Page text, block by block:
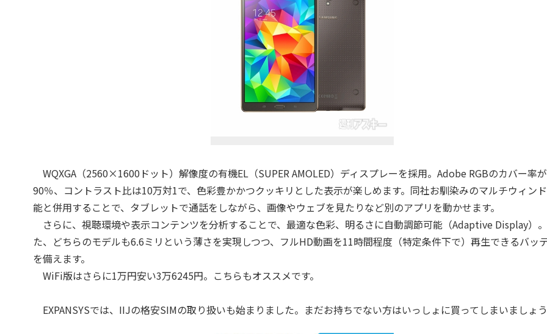
WQXGA（2560×1600ドット）解像度の有機EL（SUPER AMOLED）ディスプレーを採用。Adobe RGBのカバー率が
90％、コントラスト比は10万対1で、色彩豊かかつクッキリとした表示が楽しめます。同社お馴染みのマルチウィン
能と併用することで、タブレットで通話をしながら、画像やウェブを見たりなど別のアプリを動かせます。
さらに、視聴環境や表示コンテンツを分析することで、最適な色彩、明るさに自動調節可能（Adaptive Display）
た、どちらのモデルも6.6ミリという薄さを実現しつつ、フルHD動画を11時間程度（特定条件下で）再生できるバッ
を備えます。
WiFi版はさらに1万円安い3万6245円。こちらもオススメです。
EXPANSYSでは、IIJの格安SIMの取り扱いも始まりました。まだお持ちでない方はいっしょに買ってしまいましょ